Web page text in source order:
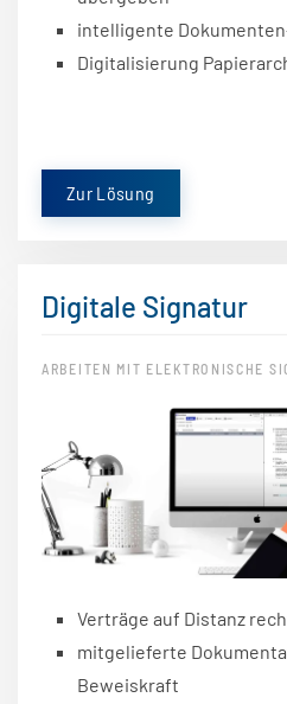
intelligente
Digitalisierung
Zur Lösung
Digitale Signatur
ARBEITEN MIT ELEKTRONISCHE
Verträge auf Distanz
mitgelieferte
Beweiskraft